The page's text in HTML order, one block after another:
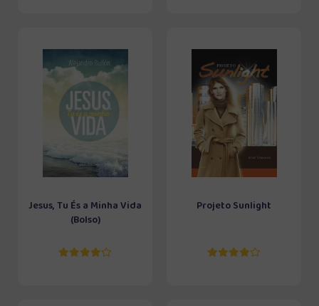
Jesus, Tu És a Minha Vida
(Bolso)
Projeto Sunlight